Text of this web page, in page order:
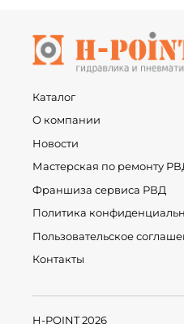
Каталог
О компании
Новости
Мастерская по ремонту
Франшиза сервиса РВД
Политика
Пользовательское
Контакты
H-POINT 2026